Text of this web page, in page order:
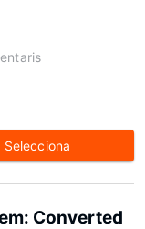
Selecciona
Converted